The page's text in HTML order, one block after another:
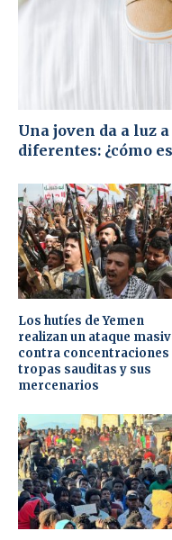
Una joven da a luz
diferentes: ¿cómo
Los hutíes de Yemen
realizan un ataque
contra concentraciones
tropas sauditas y sus
mercenarios